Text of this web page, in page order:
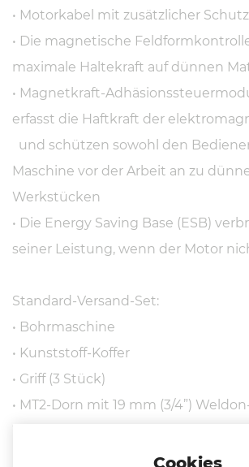
• Motorkabel mit zusätzlicher
• Die magnetische
maximale Haltekraft auf dünnen
• Magnetkraft-
erfasst die Haftkraft der
und schützen sowohl den
Maschine vor der Arbeit an zu
Werkstücken
• Die Energy Saving Base (ESB)
seiner Leistung, wenn der Motor
Standard-Versand-Set:
• Bohrmaschine
• Kunststoff-Koffer
• Griff (3 Stück)
• MT2-Dorn mit 19 mm (3/4”)
Cookies